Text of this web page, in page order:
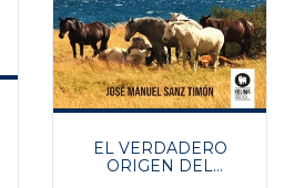
EL VERDADERO
ORIGEN DEL